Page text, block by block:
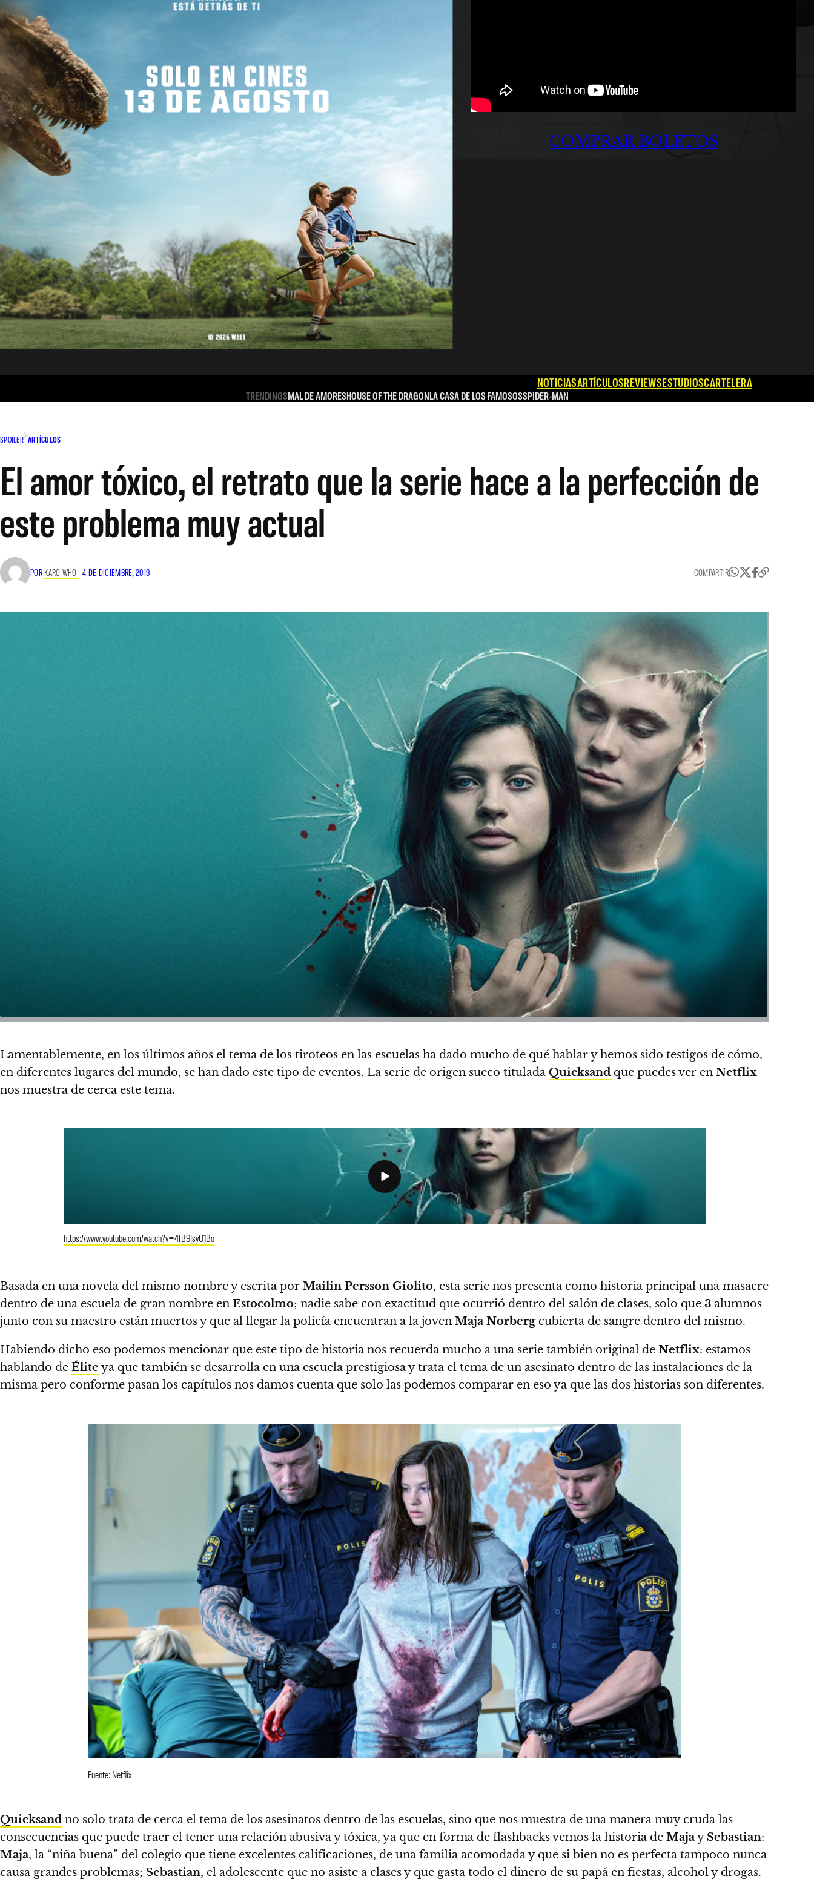
COMPRAR BOLETOS
NOTICIASARTÍCULOSREVIEWSESTUDIOSCARTELERA
TRENDINGSMAL DE AMORESHOUSE OF THE DRAGONLA CASA DE LOS FAMOSOSSPIDER-MAN
SPOILER ARTÍCULOS
El amor tóxico, el retrato que la serie hace a la perfección de
este problema muy actual
POR KARO WHO –4 DE DICIEMBRE, 2019 COMPARTIR
Lamentablemente, en los últimos años el tema de los tiroteos en las escuelas ha dado mucho de qué hablary hemos sido testigos de cómo,
en diferentes lugares del mundo, se han dado este tipo de eventos. La serie de origen sueco titulada Quicksand que puedes ver en Netflix
nos muestra de cerca este tema.
https://www.youtube.com/watch?v=4fB9JsyO1Bo
Basada en una novela del mismo nombre y escrita por Mailin Persson Giolito, esta serie nos presenta como historia principal una masacre
dentro de una escuela de gran nombre en Estocolmo; nadie sabe con exactitud que ocurrió dentro del salón de clases, solo que 3 alumnos
junto con su maestro están muertos y que al llegar la policía encuentran a la joven Maja Norbergcubierta de sangre dentro del mismo.
Habiendo dicho eso podemos mencionar que este tipo de historia nos recuerda mucho a una serie también original de Netflix: estamos
hablando de Élite ya que también se desarrolla en una escuela prestigiosa y trata el tema de un asesinato dentro de las instalaciones de la
misma pero conforme pasan los capítulos nos damos cuenta que solo las podemos comparar en eso ya que las dos historias son diferentes.
Fuente: Netflix
Quicksand no solo trata de cerca el tema de los asesinatos dentro de las escuelas, sino que nos muestra de una manera muy cruda las
consecuencias que puede traer el tener una relación abusiva y tóxica, ya que en forma de flashbacks vemos la historia de Majay Sebastian:
Maja, la “niña buena” del colegio que tiene excelentes calificaciones, de una familia acomodada y que si bien no es perfecta tampoco nunca
causa grandes problemas; Sebastian, el adolescente que no asiste a clases y que gasta todo el dinero de su papá en fiestas, alcohol y drogas.